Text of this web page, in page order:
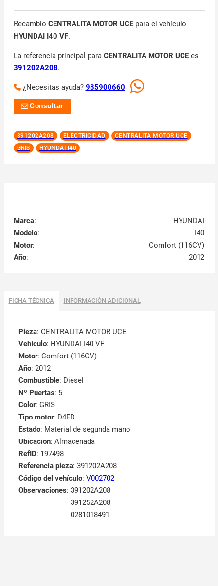
Recambio CENTRALITA MOTOR UCEpara el vehículo
HYUNDAI I40 VF.
La referencia principal para CENTRALITA MOTOR UCEes
391202A208.
¿Necesitas ayuda? 985900660
Consultar
391202A208 ELECTRICIDAD
CENTRALITA MOTOR UCE
GRIS
HYUNDAI I40
Marca:
HYUNDAI
Modelo:
I40
Motor:
Comfort (116CV)
Año: 2012
FICHA TÉCNICA INFORMACIÓN ADICIONAL
Pieza: CENTRALITA MOTOR UCE
Vehículo: HYUNDAI I40 VF
Motor: Comfort (116CV)
Año: 2012
Combustible: Diesel
Nº Puertas: 5
Color: GRIS
Tipo motor: D4FD
Estado: Material de segunda mano
Ubicación: Almacenada
RefID: 197498
Referencia pieza: 391202A208
Código del vehículo: V002702
Observaciones: 391202A208
391252A208
0281018491